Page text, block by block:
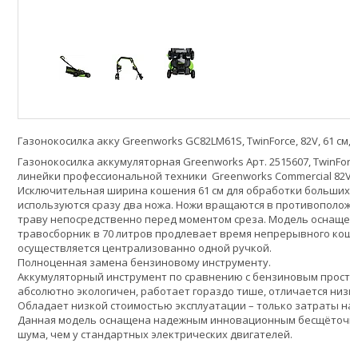
Газонокосилка акку Greenworks GC82LM61S, TwinForce, 82V, 61
Газонокосилка аккумуляторная Greenworks Арт. 2515607,
линейки профессиональной техники Greenworks Commercial
Исключительная ширина кошения 61 см для обработки
используются сразу два ножа. Ножи вращаются в
траву непосредственно перед моментом среза. Модель
травосборник в 70 литров продлевает время непрерывного
осуществляется централизованно одной ручкой.
Полноценная замена бензиновому инструменту.
Аккумуляторный инструмент по сравнению с бензиновым
абсолютно экологичен, работает гораздо тише, отличается
Обладает низкой стоимостью эксплуатации – только
Данная модель оснащена надежным инновационным
шума, чем у стандартных электрических двигателей.